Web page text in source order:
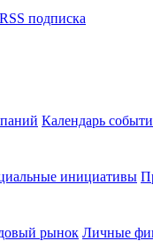
RSS подписка
Календарь
инициативы
рынок Личные